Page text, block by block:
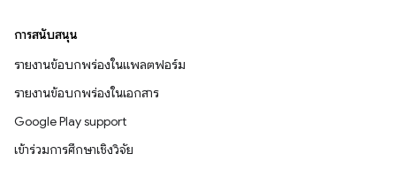
การสนับสนุน
รายงานข้อบกพร่องในแพลตฟอร์ม
รายงานข้อบกพร่องในเอกสาร
Google Play support
เข้าร่วมการศึกษาเชิงวิจัย